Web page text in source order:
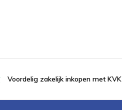
Voordelig zakelijk inkopen met KVK